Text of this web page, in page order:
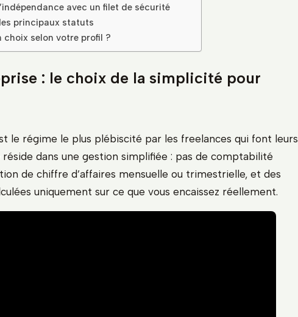
avec un filet de sécurité
principaux statuts
choix selon votre profil ?
: le choix de la simplicité pour
le régime le plus plébiscité par les freelances qui font leurs
dans une gestion simplifiée : pas de comptabilité
de chiffre d’affaires mensuelle ou trimestrielle, et des
uniquement sur ce que vous encaissez réellement.